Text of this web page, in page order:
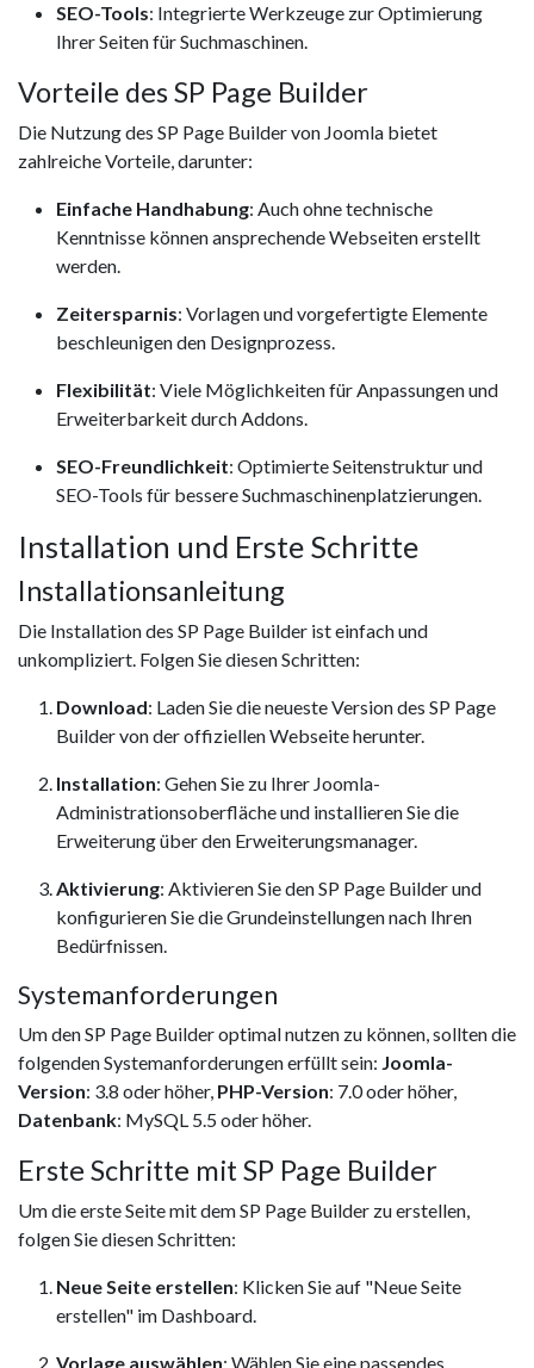
SEO-Tools: Integrierte Werkzeuge zur Optimierung
Ihrer Seiten für Suchmaschinen.
Vorteile des SP Page Builder
Die Nutzung des SP Page Builder von Joomla bietet
zahlreiche Vorteile, darunter:
Einfache Handhabung: Auch ohne technische
Kenntnisse können ansprechende Webseiten erstellt
werden.
Zeitersparnis: Vorlagen und vorgefertigte Elemente
beschleunigen den Designprozess.
Flexibilität: Viele Möglichkeiten für Anpassungen und
Erweiterbarkeit durch Addons.
SEO-Freundlichkeit: Optimierte Seitenstruktur und
SEO-Tools für bessere Suchmaschinenplatzierungen.
Installation und Erste Schritte
Installationsanleitung
Die Installation des SP Page Builder ist einfach und
unkompliziert. Folgen Sie diesen Schritten:
Download: Laden Sie die neueste Version des SP Page
Builder von der offiziellen Webseite herunter.
Installation: Gehen Sie zu Ihrer Joomla-
Administrationsoberfläche und installieren Sie die
Erweiterung über den Erweiterungsmanager.
Aktivierung: Aktivieren Sie den SP Page Builder und
konfigurieren Sie die Grundeinstellungen nach Ihren
Bedürfnissen.
Systemanforderungen
Um den SP Page Builder optimal nutzen zu können, sollten die
folgenden Systemanforderungen erfüllt sein: Joomla-
Version: 3.8 oder höher, PHP-Version: 7.0 oder höher,
Datenbank: MySQL 5.5 oder höher.
Erste Schritte mit SP Page Builder
Um die erste Seite mit dem SP Page Builder zu erstellen,
folgen Sie diesen Schritten:
Neue Seite erstellen: Klicken Sie auf "Neue Seite
erstellen" im Dashboard.
Vorlage auswählen: Wählen Sie eine passendes